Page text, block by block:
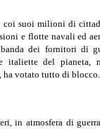
suoi milioni di
e flotte navali ed
dei fornitori di
del pianeta,
votato tutto di blocco.
in atmosfera di